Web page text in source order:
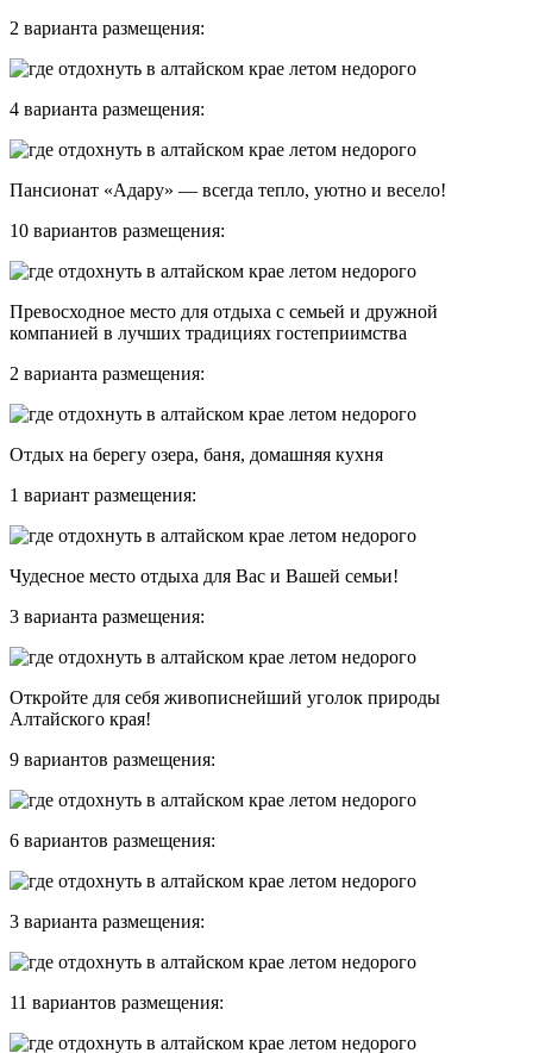
2 варианта размещения:
4 варианта размещения:
Пансионат «Адару» — всегда тепло, уютно и весело!
10 вариантов размещения:
Превосходное место для отдыха с семьей и дружной
компанией в лучших традициях гостеприимства
2 варианта размещения:
Отдых на берегу озера, баня, домашняя кухня
1 вариант размещения:
Чудесное место отдыха для Вас и Вашей семьи!
3 варианта размещения:
Откройте для себя живописнейший уголок природы
Алтайского края!
9 вариантов размещения:
6 вариантов размещения:
3 варианта размещения:
11 вариантов размещения: